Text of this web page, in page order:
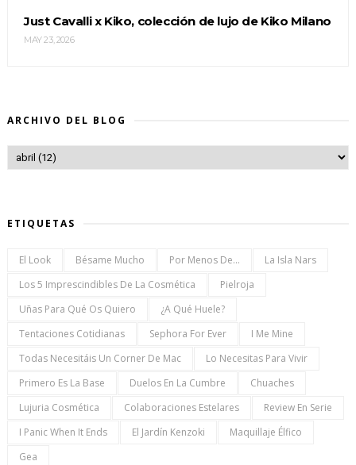
Just Cavalli x Kiko, colección de lujo de Kiko Milano
MAY 23, 2026
ARCHIVO DEL BLOG
ETIQUETAS
El Look Bésame Mucho Por Menos De...
La Isla Nars
Los 5 Imprescindibles De La Cosmética
Pielroja
Uñas Para Qué Os Quiero
¿a Qué Huele?
Tentaciones Cotidianas
Sephora For Ever
I Me Mine
Todas Necesitáis Un Corner De Mac
Lo Necesitas Para Vivir
Primero Es La Base
Duelos En La Cumbre
Chuaches
Lujuria Cosmética
Colaboraciones Estelares
Review En Serie
I Panic When It Ends
El Jardín Kenzoki
Maquillaje Élfico
Gea